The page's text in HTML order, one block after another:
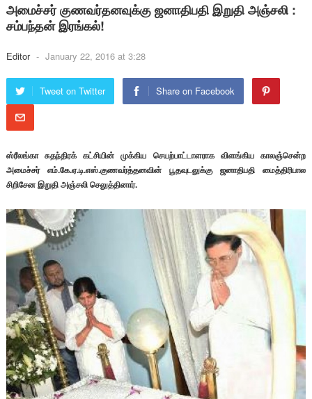
அமைச்சர் குணவர்தனவுக்கு ஜனாதிபதி இறுதி அஞ்சலி :
சம்பந்தன் இரங்கல்!
Editor - January 22, 2016 at 3:28
Tweet on Twitter Share on Facebook
ஸ்ரீலங்கா சுதந்திரக் கட்சியின் முக்கிய செயற்பாட்டாளராக விளங்கிய காலஞ்சென்ற
அமைச்சர் எம்.கே.ஏ.டி.எஸ்.குணவர்த்தனவின் பூதவுடலுக்கு ஜனாதிபதி மைத்திரிபால
சிறிசேன இறுதி அஞ்சலி செலுத்தினார்.